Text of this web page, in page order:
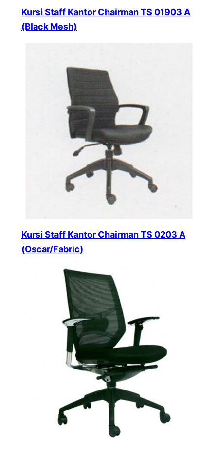
Kursi Staff Kantor Chairman TS 01903 A
(Black Mesh)
Kursi Staff Kantor Chairman TS 0203 A
(Oscar/Fabric)